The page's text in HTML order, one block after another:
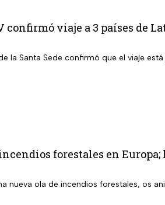
confirmó viaje a 3 países de
la Santa Sede confirmó que el viaje
forestales en
nueva ola de incendios forestales, os